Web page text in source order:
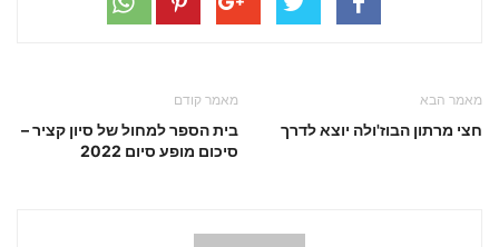
מאמר קודם
בית הספר למחול של סיון קציר –
סיכום מופע סיום 2022
מאמר הבא
חצי מרתון הבוז'ולה יוצא לדרך